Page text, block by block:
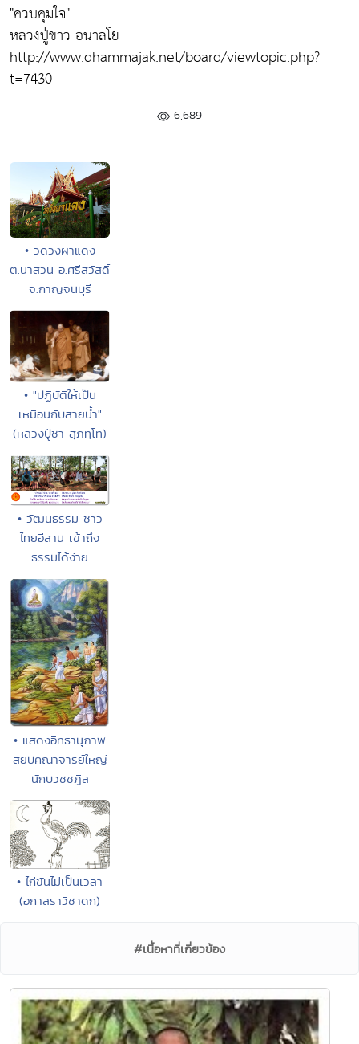
"ควบคุมใจ"
หลวงปู่ขาว อนาลโย
http://www.dhammajak.net/board/viewtopic.php?
t=7430
6,689
• วัดวังผาแดง
ต.นาสวน อ.ศรีสวัสดิ์
จ.กาญจนบุรี
• "ปฏิบัติให้เป็น
เหมือนกับสายน้ำ"
(หลวงปู่ชา สุภัทฺโท)
• วัฒนธรรม ชาว
ไทยอีสาน เข้าถึง
ธรรมได้ง่าย
• แสดงอิทธานุภาพ
สยบคณาจารย์ใหญ่
นักบวชชฏิล
• ไก่ขันไม่เป็นเวลา
(อกาลราวิชาดก)
#เนื้อหาที่เกี่ยวข้อง